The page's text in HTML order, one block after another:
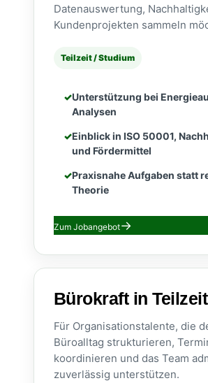
Datenauswertung,
Kundenprojekten sammeln
Teilzeit / Studium
Unterstützung bei
Analysen
Einblick in ISO 50001,
und Fördermittel
Praxisnahe Aufgaben statt
Theorie
Zum Jobangebot
Bürokraft in Teilzeit
Für Organisationstalente, die
Büroalltag strukturieren,
koordinieren und das Team
zuverlässig unterstützen.